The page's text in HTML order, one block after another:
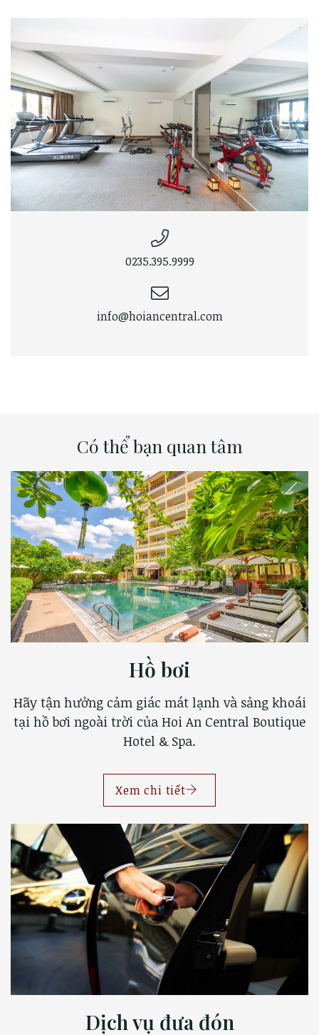
0235.395.9999
info@hoiancentral.com
Có thể bạn quan tâm
Hồ bơi
Hãy tận hưởng cảm giác mát lạnh và sảng khoái
tại hồ bơi ngoài trời của Hoi An Central Boutique
Hotel & Spa.
Xem chi tiết
Dịch vụ đưa đón